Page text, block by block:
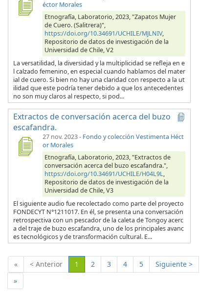
éctor Morales
Etnografía, Laboratorio, 2023, "Zapatos Mujer
de Cuero. (Salitrera)",
https://doi.org/10.34691/UCHILE/MJLNIV,
Repositorio de datos de investigación de la
Universidad de Chile, V2
La versatilidad, la diversidad y la multiplicidad se refleja en e
l calzado femenino, en especial cuando hablamos del mater
ial de cuero. Si bien no hay una claridad con respecto a la ut
ilidad que este podría tener debido a que los antecedentes
no son muy claros al respecto, si pod...
Extractos de conversación acerca del buzo
escafandra.
27 nov. 2023- Fondo y colección Vestimenta Héct
or Morales
Etnografía, Laboratorio, 2023, "Extractos de
conversación acerca del buzo escafandra.",
https://doi.org/10.34691/UCHILE/H04L9L,
Repositorio de datos de investigación de la
Universidad de Chile, V3
El siguiente audio fue recolectado como parte del proyecto
FONDECYT N°1211017. En él, se presenta una conversación
retrospectiva con un pescador de la caleta de Tongoy acerc
a del traje de buzo escafandra, uno de los principales avanc
es tecnológicos y de transformación cultural. E...
« < Anterior 1 (Actual)
2 3 4 5
Siguiente >
»